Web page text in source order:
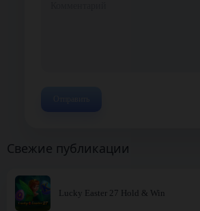
Свежие публикации
Lucky Easter 27 Hold & Win